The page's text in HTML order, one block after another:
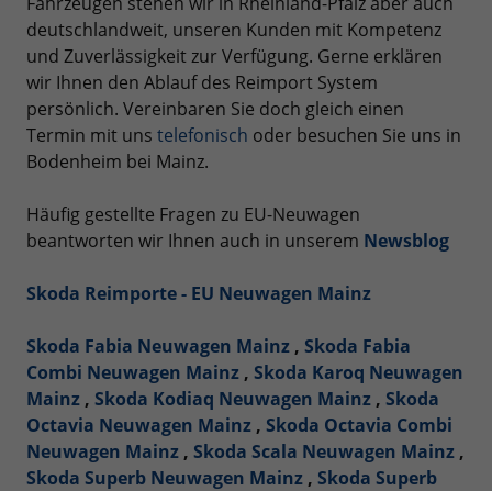
deutschlandweit, unseren Kunden mit Kompetenz
und Zuverlässigkeit zur Verfügung. Gerne erklären
wir Ihnen den Ablauf des Reimport System
persönlich. Vereinbaren Sie doch gleich einen
Termin mit uns telefonisch oder besuchen Sie uns in
Bodenheim bei Mainz.
Häufig gestellte Fragen zu EU-Neuwagen
beantworten wir Ihnen auch in unserem Newsblog
Skoda Reimporte - EU Neuwagen Mainz
Skoda Fabia Neuwagen Mainz , Skoda Fabia
Combi Neuwagen Mainz , Skoda Karoq Neuwagen
Mainz , Skoda Kodiaq Neuwagen Mainz , Skoda
Octavia Neuwagen Mainz , Skoda Octavia Combi
Neuwagen Mainz , Skoda Scala Neuwagen Mainz ,
Skoda Superb Neuwagen Mainz , Skoda Superb